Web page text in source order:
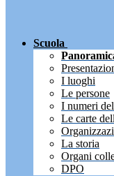
Scuola
I luoghi
Le persone
I numeri
Le carte
La storia
Organi
DPO